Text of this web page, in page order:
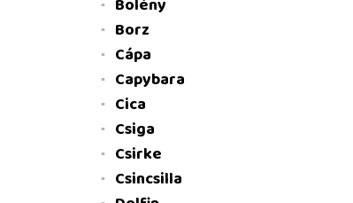
Bölény
Borz
Cápa
Capybara
Cica
Csiga
Csirke
Csincsilla